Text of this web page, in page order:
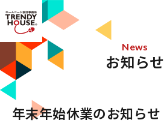
News
お知らせ
年末年始休業のお知らせ